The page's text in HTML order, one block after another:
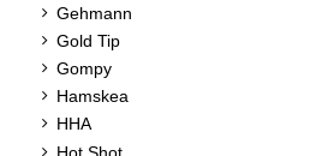
Gehmann
Gold Tip
Gompy
Hamskea
HHA
Hot Shot